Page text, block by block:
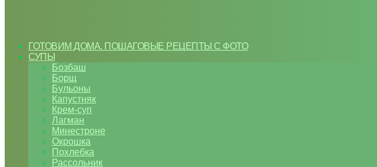
ГОТОВИМ ДОМА. ПОШАГОВЫЕ РЕЦЕПТЫ С ФОТО
СУПЫ
Бозбаш
Борщ
Бульоны
Капустняк
Крем-суп
Лагман
Минестроне
Окрошка
Похлебка
Рассольник